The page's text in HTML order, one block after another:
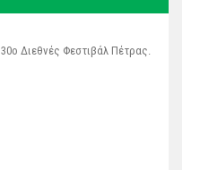
30ο Διεθνές Φεστιβάλ Πέτρας.